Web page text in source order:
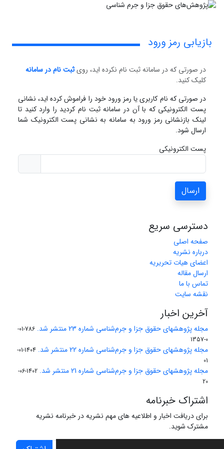
بازیابی رمز ورود
در صورتی که در سامانه ثبت نام نکرده اید، رویثبت نام در سامانه
کلیک کنید.
در صورتی که نام کاربری یا رمز ورود خود را فراموش کرده اید، نشانی
پست الکترونیکی که با آن در سامانه ثبت نام کردید را وارد کنید تا
لینک بازنشانی رمز ورود به سامانه به نشانی پست الکترونیک شما
ارسال شود.
پست الکترونیکی
ارسال
دسترسی سریع
صفحه اصلی
درباره نشریه
اعضای هیات تحریریه
ارسال مقاله
تماس با ما
نقشه سایت
آخرین اخبار
مجله پژوهشهای حقوق جزا و جرم‌شناسی شماره 23 منتشر شد.
786-01-
0-1357
مجله پژوهشهای حقوق جزا و جرم‌شناسی شماره 22 منتشر شد.
1404-01-
01
مجله پژوهشهای حقوق جزا و جرم‌شناسی شماره 21 منتشر شد.
1402-06-
20
اشتراک خبرنامه
برای دریافت اخبار و اطلاعیه های مهم نشریه در خبرنامه نشریه
مشترک شوید.